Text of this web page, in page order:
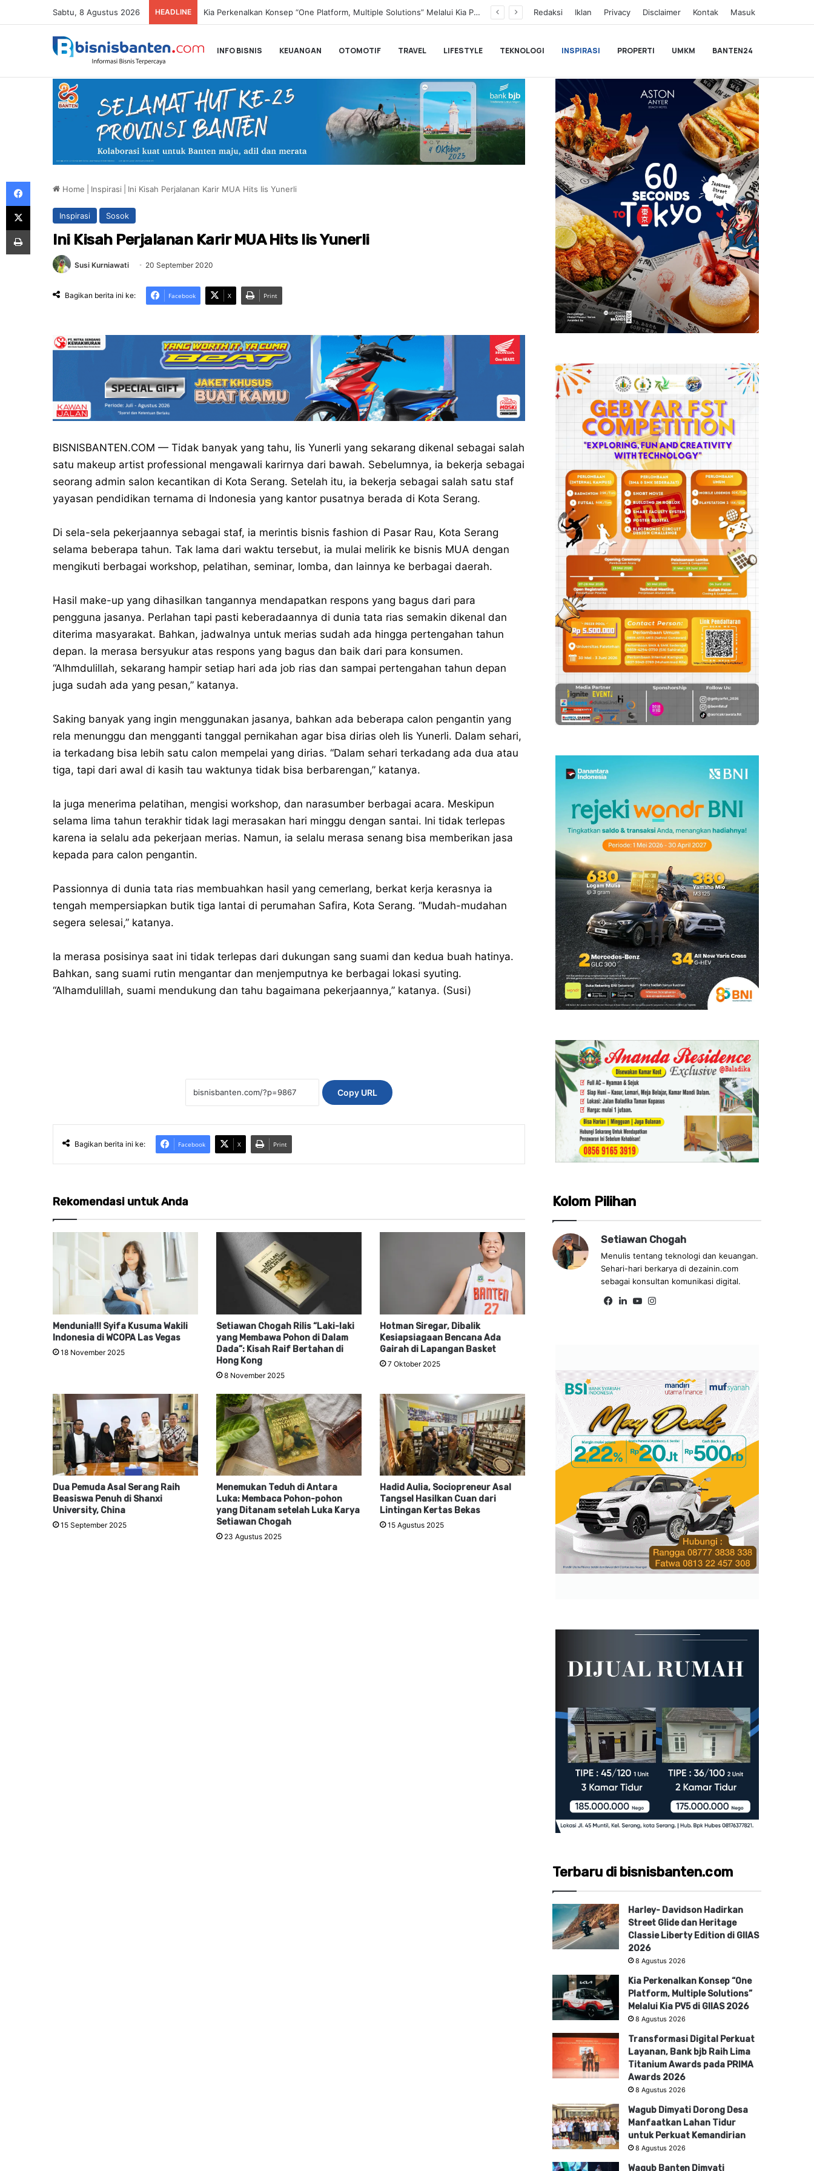
Sabtu, 8 Agustus 2026 HEADLINE Transformasi Digital Perkuat Layanan, Bank bjb Raih Lima Titanium Awards pada PRIMA Awards 2026 Redaksi Iklan Privacy Disclaimer Kontak Masuk
INFO BISNIS KEUANGAN OTOMOTIF TRAVEL LIFESTYLE TEKNOLOGI INSPIRASI PROPERTI UMKM BANTEN24
Home Inspirasi Ini Kisah Perjalanan Karir MUA Hits Iis Yunerli
Inspirasi Sosok
Ini Kisah Perjalanan Karir MUA Hits Iis Yunerli
Susi Kurniawati 20 September 2020
Bagikan berita ini ke: Facebook X Print
BISNISBANTEN.COM — Tidak banyak yang tahu, Iis Yunerli yang sekarang dikenal sebagai salah
satu makeup artist professional mengawali karirnya dari bawah. Sebelumnya, ia bekerja sebagai
seorang admin salon kecantikan di Kota Serang. Setelah itu, ia bekerja sebagai salah satu staf
yayasan pendidikan ternama di Indonesia yang kantor pusatnya berada di Kota Serang.
Di sela-sela pekerjaannya sebagai staf, ia merintis bisnis fashion di Pasar Rau, Kota Serang
selama beberapa tahun. Tak lama dari waktu tersebut, ia mulai melirik ke bisnis MUA dengan
mengikuti berbagai workshop, pelatihan, seminar, lomba, dan lainnya ke berbagai daerah.
Hasil make-up yang dihasilkan tangannya mendapatkan respons yang bagus dari para
pengguna jasanya. Perlahan tapi pasti keberadaannya di dunia tata rias semakin dikenal dan
diterima masyarakat. Bahkan, jadwalnya untuk merias sudah ada hingga pertengahan tahun
depan. Ia merasa bersyukur atas respons yang bagus dan baik dari para konsumen.
“Alhmdulillah, sekarang hampir setiap hari ada job rias dan sampai pertengahan tahun depan
juga sudah ada yang pesan,” katanya.
Saking banyak yang ingin menggunakan jasanya, bahkan ada beberapa calon pengantin yang
rela menunggu dan mengganti tanggal pernikahan agar bisa dirias oleh Iis Yunerli. Dalam sehari,
ia terkadang bisa lebih satu calon mempelai yang dirias. “Dalam sehari terkadang ada dua atau
tiga, tapi dari awal di kasih tau waktunya tidak bisa berbarengan,” katanya.
Ia juga menerima pelatihan, mengisi workshop, dan narasumber berbagai acara. Meskipun
selama lima tahun terakhir tidak lagi merasakan hari minggu dengan santai. Ini tidak terlepas
karena ia selalu ada pekerjaan merias. Namun, ia selalu merasa senang bisa memberikan jasa
kepada para calon pengantin.
Passionnya di dunia tata rias membuahkan hasil yang cemerlang, berkat kerja kerasnya ia
tengah mempersiapkan butik tiga lantai di perumahan Safira, Kota Serang. “Mudah-mudahan
segera selesai,” katanya.
Ia merasa posisinya saat ini tidak terlepas dari dukungan sang suami dan kedua buah hatinya.
Bahkan, sang suami rutin mengantar dan menjemputnya ke berbagai lokasi syuting.
“Alhamdulillah, suami mendukung dan tahu bagaimana pekerjaannya,” katanya. (Susi)
Copy URL
Bagikan berita ini ke: Facebook X Print
Rekomendasi untuk Anda
Mendunia!!! Syifa Kusuma Wakili
Indonesia di WCOPA Las Vegas
18 November 2025
Setiawan Chogah Rilis “Laki-laki
yang Membawa Pohon di Dalam
Dada”: Kisah Raif Bertahan di
Hong Kong
8 November 2025
Hotman Siregar, Dibalik
Kesiapsiagaan Bencana Ada
Gairah di Lapangan Basket
7 Oktober 2025
Dua Pemuda Asal Serang Raih
Beasiswa Penuh di Shanxi
University, China
15 September 2025
Menemukan Teduh di Antara
Luka: Membaca Pohon-pohon
yang Ditanam setelah Luka Karya
Setiawan Chogah
23 Agustus 2025
Hadid Aulia, Sociopreneur Asal
Tangsel Hasilkan Cuan dari
Lintingan Kertas Bekas
15 Agustus 2025
Kolom Pilihan
Setiawan Chogah
Menulis tentang teknologi dan keuangan.
Sehari-hari berkarya di dezainin.com
sebagai konsultan komunikasi digital.
Facebook
LinkedInYouTube
Terbaru di bisnisbanten.com
Harley- Davidson Hadirkan
Street Glide dan Heritage
Classie Liberty Edition di GIIAS
2026
8 Agustus 2026
Kia Perkenalkan Konsep “One
Platform, Multiple Solutions”
Melalui Kia PV5 di GIIAS 2026
8 Agustus 2026
Transformasi Digital Perkuat
Layanan, Bank bjb Raih Lima
Titanium Awards pada PRIMA
Awards 2026
8 Agustus 2026
Wagub Dimyati Dorong Desa
Manfaatkan Lahan Tidur
untuk Perkuat Kemandirian
8 Agustus 2026
Wagub Banten Dimyati
Facebook
X
Print